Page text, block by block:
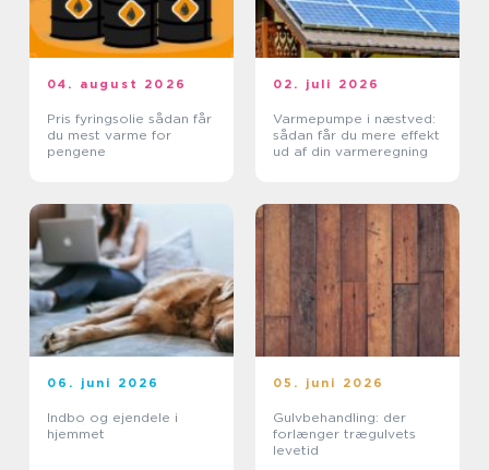
04. august 2026
Pris fyringsolie sådan får
du mest varme for
pengene
02. juli 2026
Varmepumpe i næstved:
sådan får du mere effekt
ud af din varmeregning
06. juni 2026
Indbo og ejendele i
hjemmet
05. juni 2026
Gulvbehandling: der
forlænger trægulvets
levetid